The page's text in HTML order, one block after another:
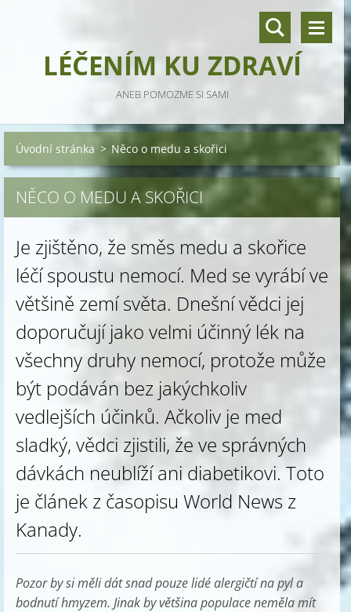
LÉČENÍM KU ZDRAVÍ
ANEB POMOZME SI SAMI
Úvodní stránka > Něco o medu a skořici
NĚCO O MEDU A SKOŘICI
Je zjištěno, že směs medu a skořice
léčí spoustu nemocí. Med se vyrábí ve
většině zemí světa. Dnešní vědci jej
doporučují jako velmi účinný lék na
všechny druhy nemocí, protože může
být podáván bez jakýchkoliv
vedlejších účinků. Ačkoliv je med
sladký, vědci zjistili, že ve správných
dávkách neublíží ani diabetikovi. Toto
je článek z časopisu World News z
Kanady.
Pozor by si měli dát snad pouze lidé alergičtí na pyl a
bodnutí hmyzem. Jinak by většina populace neměla mít